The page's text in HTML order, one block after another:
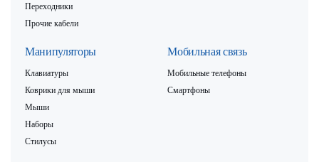
Переходники
Прочие кабели
Манипуляторы
Клавиатуры
Коврики для мыши
Мыши
Наборы
Стилусы
Мобильная связь
Мобильные телефоны
Смартфоны